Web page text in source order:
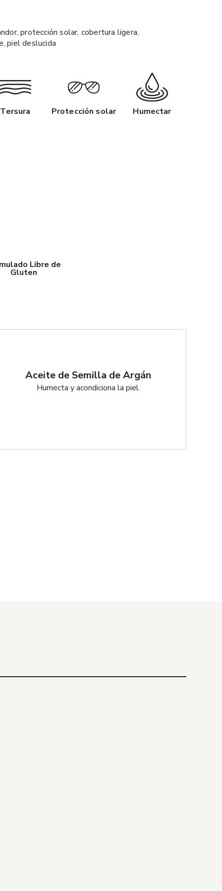
protección solar, cobertura ligera,
piel deslucida
Tersura Protección solar Humectar
Libre de
Gluten
Aceite de Semilla de Argán
Humecta y acondiciona la piel.